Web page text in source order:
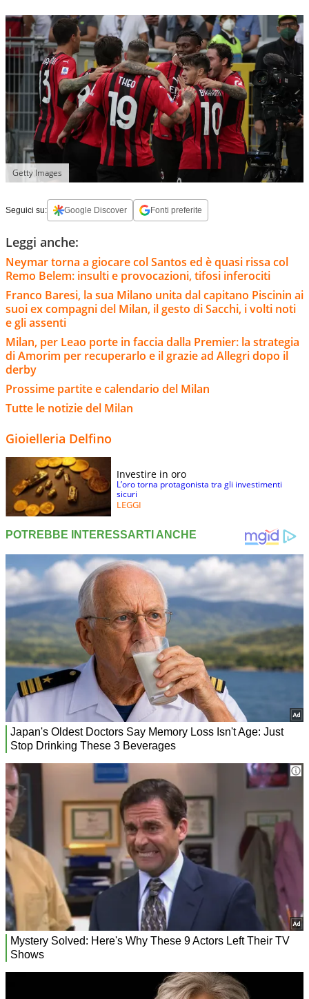
Getty Images
Seguici su: Google Discover Fonti preferite
Leggi anche:
Neymar torna a giocare col Santos ed è quasi rissa col
Remo Belem: insulti e provocazioni, tifosi inferociti
Franco Baresi, la sua Milano unita dal capitano Piscinin ai
suoi ex compagni del Milan, il gesto di Sacchi, i volti noti
e gli assenti
Milan, per Leao porte in faccia dalla Premier: la strategia
di Amorim per recuperarlo e il grazie ad Allegri dopo il
derby
Prossime partite e calendario del Milan
Tutte le notizie del Milan
Gioielleria Delfino
Investire in oro
L’oro torna protagonista tra gli investimenti
sicuri
LEGGI